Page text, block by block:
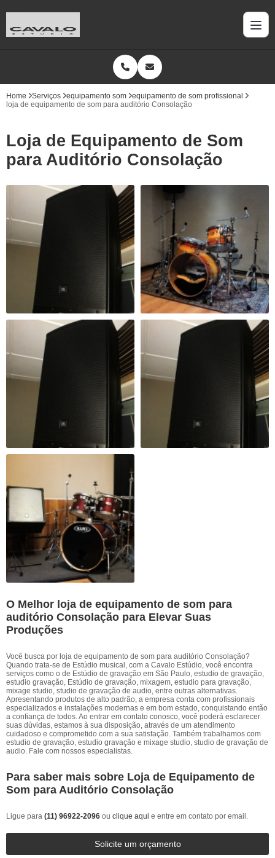
Home Serviços equipamento som
equipamento de som profissional
loja de equipamento de som para auditório Consolação
Loja de Equipamento de Som
para Auditório Consolação
O Melhor loja de equipamento de som para
auditório Consolação para Elevar Suas
Produções
Você busca por loja de equipamento de som para auditório Consolação?
Quando trata-se de Estúdio musical, com a Cavalo Estúdio, você encontra
serviços como o de Estúdio de gravação em São Paulo, estudio de gravação,
estudio gravação, Estúdio de gravação, mixagem, estudio para gravação,
mixage studio, studio de gravação de audio, entre outras alternativas.
Apresentando produtos de alto padrão, a empresa conta com profissionais
especializados e instalações modernas e em bom estado, conquistando então
a confiança de todos. Ao entrar em contato conosco, você poderá esclarecer
suas dúvidas, estamos à sua disposição, através de um atendimento
cuidadoso e comprometido com a sua satisfação. Também trabalhamos com
estudio de gravação, estudio gravação e mixage studio, studio de gravação de
audio. Fale com nossos especialistas.
Para saber mais sobre Loja de Equipamento de
Som para Auditório Consolação
Ligue para (11) 96922-2096 ou clique aqui e entre em contato por email.
Solicite um orçamento